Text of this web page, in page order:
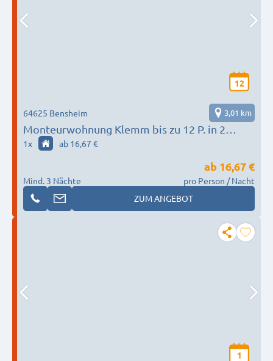
12
Monteurwohnung Klemm bis zu 12 P. in 2
Wohnungen
64625 Bensheim 3,01 km
1x ab 16,67 €
Mind. 3 Nächte
ab 16,67 €
pro Person / Nacht
ZUM ANGEBOT
1